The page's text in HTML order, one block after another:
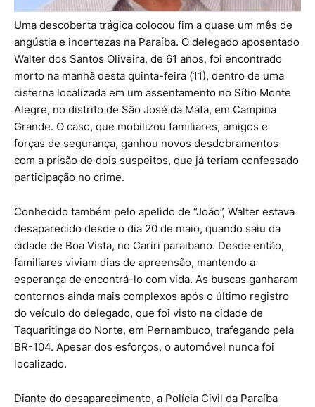
Uma descoberta trágica colocou fim a quase um mês de
angústia e incertezas na Paraíba. O delegado aposentado
Walter dos Santos Oliveira, de 61 anos, foi encontrado
morto na manhã desta quinta-feira (11), dentro de uma
cisterna localizada em um assentamento no Sítio Monte
Alegre, no distrito de São José da Mata, em Campina
Grande. O caso, que mobilizou familiares, amigos e
forças de segurança, ganhou novos desdobramentos
com a prisão de dois suspeitos, que já teriam confessado
participação no crime.
Conhecido também pelo apelido de “João”, Walter estava
desaparecido desde o dia 20 de maio, quando saiu da
cidade de Boa Vista, no Cariri paraibano. Desde então,
familiares viviam dias de apreensão, mantendo a
esperança de encontrá-lo com vida. As buscas ganharam
contornos ainda mais complexos após o último registro
do veículo do delegado, que foi visto na cidade de
Taquaritinga do Norte, em Pernambuco, trafegando pela
BR-104. Apesar dos esforços, o automóvel nunca foi
localizado.
Diante do desaparecimento, a Polícia Civil da Paraíba